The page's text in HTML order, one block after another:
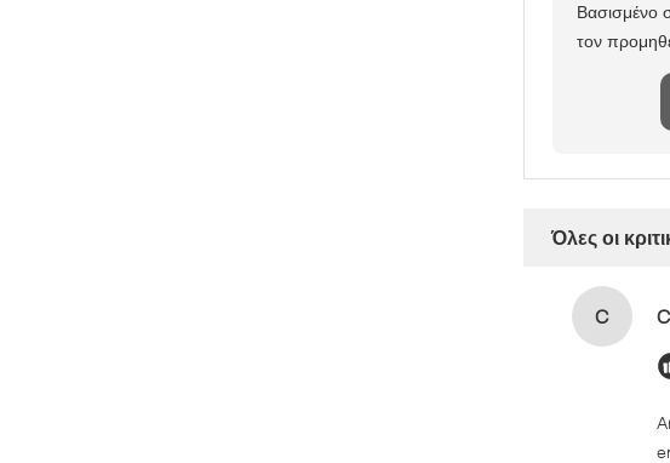
Βασισμένο
τον
Όλες οι
C